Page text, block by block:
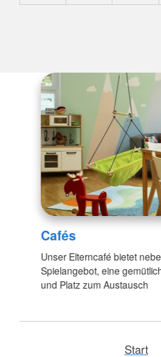
Cafés
Unser Elterncafé bietet
Spielangebot, eine
und Platz zum Austausch
Start